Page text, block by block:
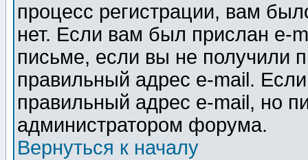
процесс регистрации, вам
нет. Если вам был прислан e-
письме, если вы не получили
правильный адрес e-mail.
правильный адрес e-mail, но
администратором форума.
Вернуться к началу